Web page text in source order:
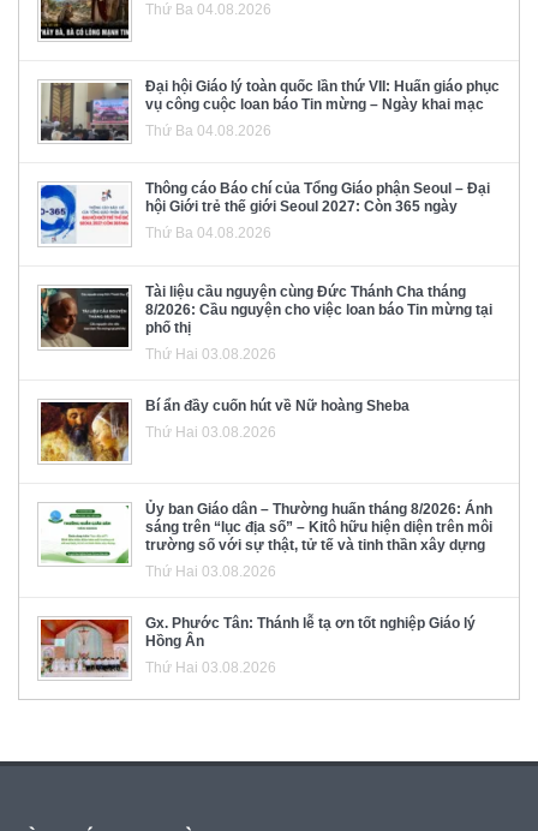
Thứ Ba 04.08.2026
Đại hội Giáo lý toàn quốc lần thứ VII: Huấn giáo phục
vụ công cuộc loan báo Tin mừng – Ngày khai mạc
Thứ Ba 04.08.2026
Thông cáo Báo chí của Tổng Giáo phận Seoul – Đại
hội Giới trẻ thế giới Seoul 2027: Còn 365 ngày
Thứ Ba 04.08.2026
Tài liệu cầu nguyện cùng Đức Thánh Cha tháng
8/2026: Cầu nguyện cho việc loan báo Tin mừng tại
phố thị
Thứ Hai 03.08.2026
Bí ẩn đầy cuốn hút về Nữ hoàng Sheba
Thứ Hai 03.08.2026
Ủy ban Giáo dân – Thường huấn tháng 8/2026: Ánh
sáng trên “lục địa số” – Kitô hữu hiện diện trên môi
trường số với sự thật, tử tế và tinh thần xây dựng
Thứ Hai 03.08.2026
Gx. Phước Tân: Thánh lễ tạ ơn tốt nghiệp Giáo lý
Hồng Ân
Thứ Hai 03.08.2026